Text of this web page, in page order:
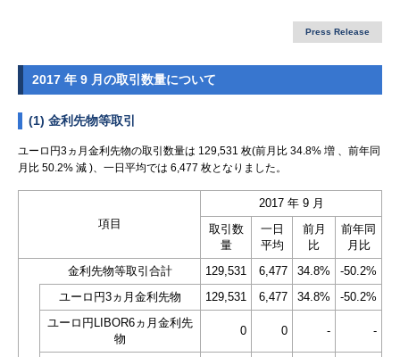
Press Release
2017 年 9 月の取引数量について
(1) 金利先物等取引
ユーロ円3ヵ月金利先物の取引数量は 129,531 枚(前月比 34.8% 増 、前年同
月比 50.2% 減 )、一日平均では 6,477 枚となりました。
項目
2017 年 9 月
取引数
量
一日
平均
前月
比
前年同
月比
金利先物等取引合計
129,531 6,477 34.8%
-50.2%
ユーロ円3ヵ月金利先物
129,531 6,477 34.8%
-50.2%
ユーロ円LIBOR6ヵ月金利先
物
0 0 - -